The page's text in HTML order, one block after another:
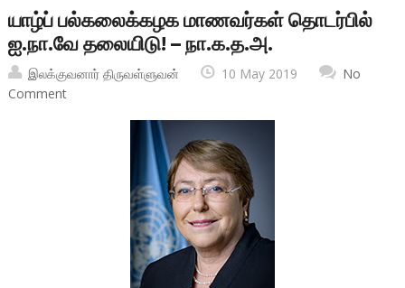
யாழ்ப் பல்கலைக்கழக மாணவர்கள் தொடர்பில்
ஐ.நா.வே தலையிடு! – நா.க.த.அ.
இலக்குவனார் திருவள்ளுவன் 10 May 2019
No
Comment